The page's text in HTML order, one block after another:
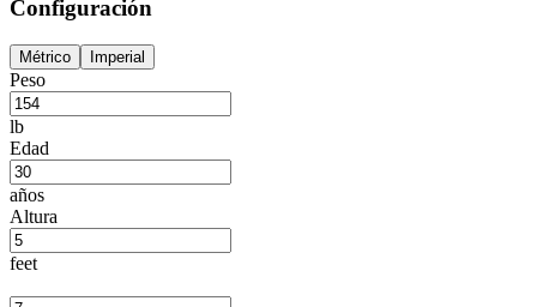
Configuración
Métrico Imperial
Peso
lb
Edad
años
Altura
feet